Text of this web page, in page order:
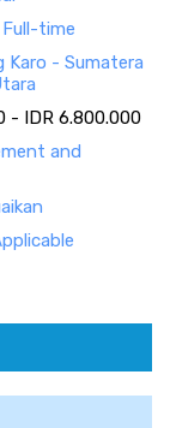
Full-time
Karo - Sumatera
- IDR 6.800.000
and